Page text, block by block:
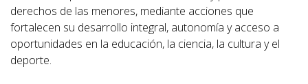
derechos de las menores, mediante acciones que
fortalecen su desarrollo integral, autonomía y acceso a
oportunidades en la educación, la ciencia, la cultura y el
deporte.